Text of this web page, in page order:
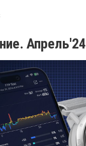
Апрель'24